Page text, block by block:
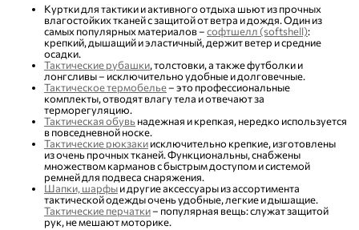
Куртки для тактики и активного отдыха шьют из прочных
влагостойких тканей с защитой от ветра и дождя. Один из
самых популярных материалов –софтшелл (softshell):
крепкий, дышащий и эластичный, держит ветер и средние
осадки.
Тактические рубашки, толстовки, а также футболки и
лонгсливы – исключительно удобные и долговечные.
Тактическое термобелье– это профессиональные
комплекты, отводят влагу тела и отвечают за
терморегуляцию.
Тактическая обувьнадежная и крепкая, нередко используется
в повседневной носке.
Тактические рюкзакиисключительно крепкие, изготовлены
из очень прочных тканей. Функциональны, снабжены
множеством карманов с быстрым доступом и системой
ремней для подвеса снаряжения.
Шапки, шарфыи другие аксессуары из ассортимента
тактической одежды очень удобные, легкие и дышащие.
Тактические перчатки– популярная вещь: служат защитой
рук, не мешают моторике.